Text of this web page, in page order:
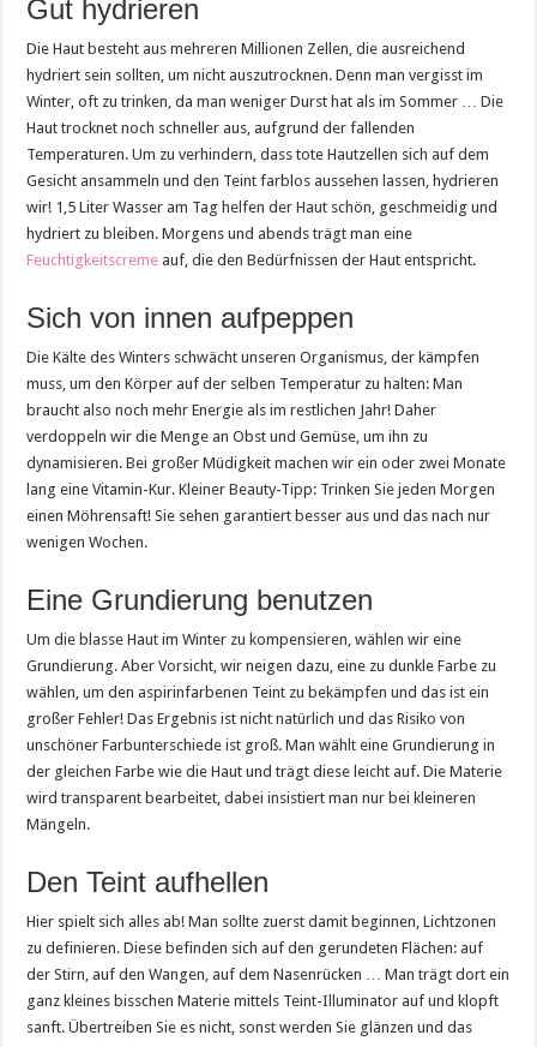
Gut hydrieren
Die Haut besteht aus mehreren Millionen Zellen, die ausreichend
hydriert sein sollten, um nicht auszutrocknen. Denn man vergisst im
Winter, oft zu trinken, da man weniger Durst hat als im Sommer … Die
Haut trocknet noch schneller aus, aufgrund der fallenden
Temperaturen. Um zu verhindern, dass tote Hautzellen sich auf dem
Gesicht ansammeln und den Teint farblos aussehen lassen, hydrieren
wir! 1,5 Liter Wasser am Tag helfen der Haut schön, geschmeidig und
hydriert zu bleiben. Morgens und abends trägt man eine
Feuchtigkeitscreme auf, die den Bedürfnissen der Haut entspricht.
Sich von innen aufpeppen
Die Kälte des Winters schwächt unseren Organismus, der kämpfen
muss, um den Körper auf der selben Temperatur zu halten: Man
braucht also noch mehr Energie als im restlichen Jahr! Daher
verdoppeln wir die Menge an Obst und Gemüse, um ihn zu
dynamisieren. Bei großer Müdigkeit machen wir ein oder zwei Monate
lang eine Vitamin-Kur. Kleiner Beauty-Tipp: Trinken Sie jeden Morgen
einen Möhrensaft! Sie sehen garantiert besser aus und das nach nur
wenigen Wochen.
Eine Grundierung benutzen
Um die blasse Haut im Winter zu kompensieren, wählen wir eine
Grundierung. Aber Vorsicht, wir neigen dazu, eine zu dunkle Farbe zu
wählen, um den aspirinfarbenen Teint zu bekämpfen und das ist ein
großer Fehler! Das Ergebnis ist nicht natürlich und das Risiko von
unschöner Farbunterschiede ist groß. Man wählt eine Grundierung in
der gleichen Farbe wie die Haut und trägt diese leicht auf. Die Materie
wird transparent bearbeitet, dabei insistiert man nur bei kleineren
Mängeln.
Den Teint aufhellen
Hier spielt sich alles ab! Man sollte zuerst damit beginnen, Lichtzonen
zu definieren. Diese befinden sich auf den gerundeten Flächen: auf
der Stirn, auf den Wangen, auf dem Nasenrücken … Man trägt dort ein
ganz kleines bisschen Materie mittels Teint-Illuminator auf und klopft
sanft. Übertreiben Sie es nicht, sonst werden Sie glänzen und das